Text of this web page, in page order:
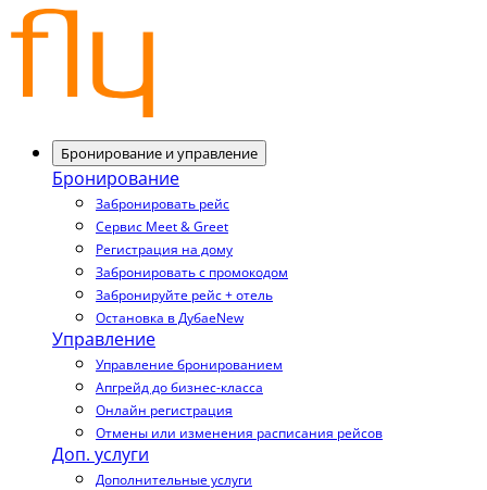
Бронирование и управление
Бронирование
Забронировать рейс
Сервис Meet & Greet
Регистрация на дому
Забронировать с промокодом
Забронируйте рейс + отель
Остановка в ДубаеNew
Управление
Управление бронированием
Апгрейд до бизнес-класса
Онлайн регистрация
Отмены или изменения расписания рейсов
Доп. услуги
Дополнительные услуги